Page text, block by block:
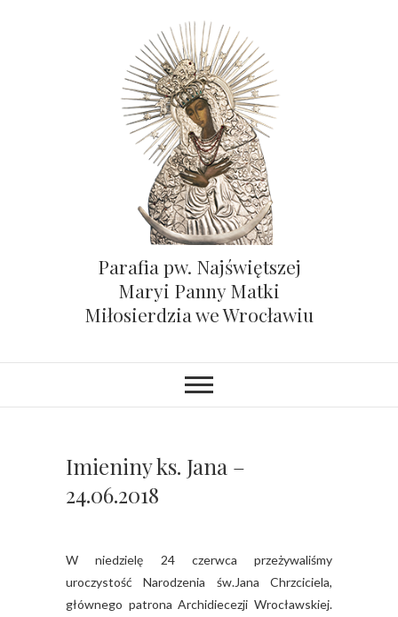
Parafia pw. Najświętszej
Maryi Panny Matki
Miłosierdzia we Wrocławiu
Imieniny ks. Jana –
24.06.2018
W niedzielę 24 czerwca przeżywaliśmy
uroczystość Narodzenia św.Jana Chrzciciela,
głównego patrona Archidiecezji Wrocławskiej.